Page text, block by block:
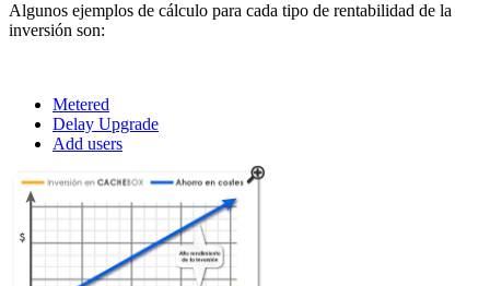
Algunos ejemplos de cálculo para cada tipo de rentabilidad de la
inversión son:
Metered
Delay Upgrade
Add users